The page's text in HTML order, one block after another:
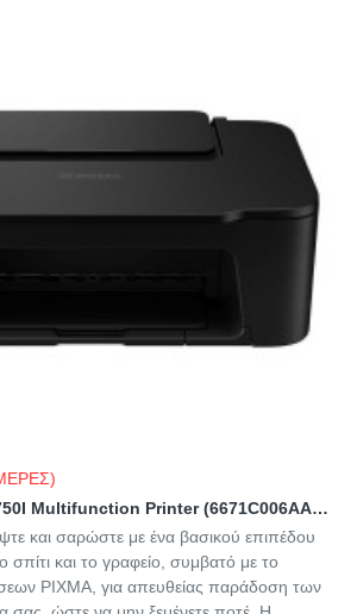
Canon PIXMA TS3750I Multifunction Printer (6671C006AA) (CANTS3750I)
και σαρώστε με ένα βασικού επιπέδου
σπίτι και το γραφείο, συμβατό με το
PIXMA, για απευθείας παράδοση των